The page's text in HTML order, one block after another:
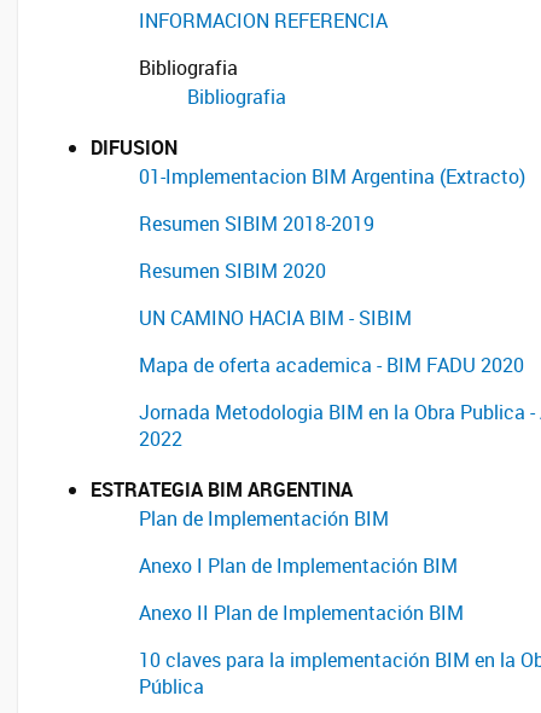
INFORMACION REFERENCIA
Bibliografia
Bibliografia
DIFUSION
01-Implementacion BIM Argentina (Extracto)
Resumen SIBIM 2018-2019
Resumen SIBIM 2020
UN CAMINO HACIA BIM - SIBIM
Mapa de oferta academica - BIM FADU 2020
Jornada Metodologia BIM en la Obra Publica
2022
ESTRATEGIA BIM ARGENTINA
Plan de Implementación BIM
Anexo I Plan de Implementación BIM
Anexo II Plan de Implementación BIM
10 claves para la implementación BIM en la
Pública